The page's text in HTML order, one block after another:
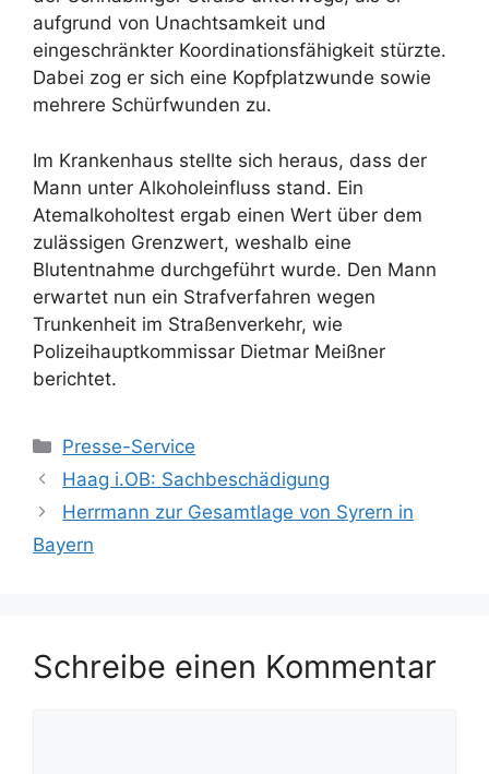
aufgrund von Unachtsamkeit und
eingeschränkter Koordinationsfähigkeit stürzte.
Dabei zog er sich eine Kopfplatzwunde sowie
mehrere Schürfwunden zu.
Im Krankenhaus stellte sich heraus, dass der
Mann unter Alkoholeinfluss stand. Ein
Atemalkoholtest ergab einen Wert über dem
zulässigen Grenzwert, weshalb eine
Blutentnahme durchgeführt wurde. Den Mann
erwartet nun ein Strafverfahren wegen
Trunkenheit im Straßenverkehr, wie
Polizeihauptkommissar Dietmar Meißner
berichtet.
Kategorien
Presse-Service
Haag i.OB: Sachbeschädigung
Herrmann zur Gesamtlage von Syrern in
Bayern
Schreibe einen Kommentar